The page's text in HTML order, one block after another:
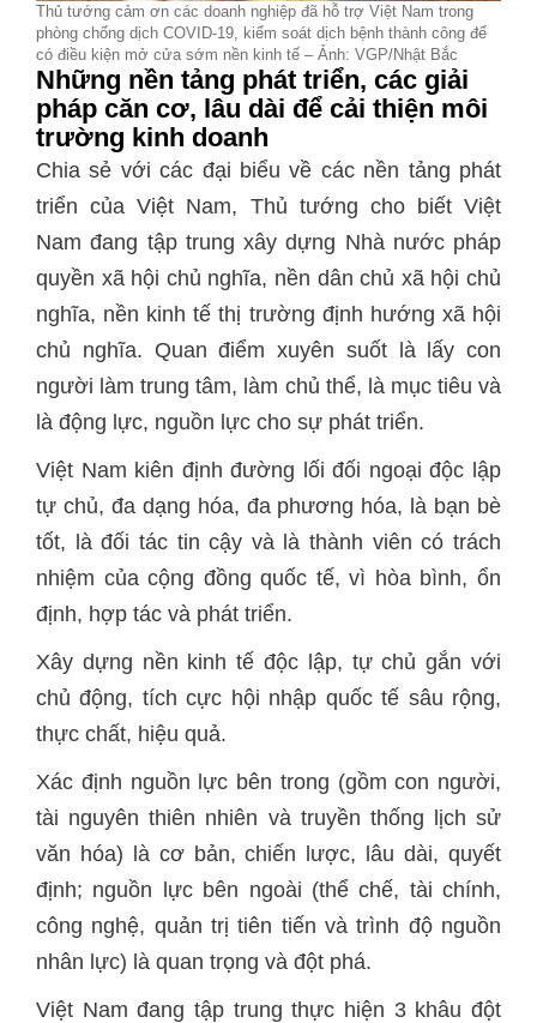
Thủ tướng cảm ơn các doanh nghiệp đã hỗ trợ Việt Nam trong
phòng chống dịch COVID-19, kiểm soát dịch bệnh thành công để
có điều kiện mở cửa sớm nền kinh tế – Ảnh: VGP/Nhật Bắc
Những nền tảng phát triển, các giải
pháp căn cơ, lâu dài để cải thiện môi
trường kinh doanh
Chia sẻ với các đại biểu về các nền tảng phát
triển của Việt Nam, Thủ tướng cho biết Việt
Nam đang tập trung xây dựng Nhà nước pháp
quyền xã hội chủ nghĩa, nền dân chủ xã hội chủ
nghĩa, nền kinh tế thị trường định hướng xã hội
chủ nghĩa. Quan điểm xuyên suốt là lấy con
người làm trung tâm, làm chủ thể, là mục tiêu và
là động lực, nguồn lực cho sự phát triển.
Việt Nam kiên định đường lối đối ngoại độc lập
tự chủ, đa dạng hóa, đa phương hóa, là bạn bè
tốt, là đối tác tin cậy và là thành viên có trách
nhiệm của cộng đồng quốc tế, vì hòa bình, ổn
định, hợp tác và phát triển.
Xây dựng nền kinh tế độc lập, tự chủ gắn với
chủ động, tích cực hội nhập quốc tế sâu rộng,
thực chất, hiệu quả.
Xác định nguồn lực bên trong (gồm con người,
tài nguyên thiên nhiên và truyền thống lịch sử
văn hóa) là cơ bản, chiến lược, lâu dài, quyết
định; nguồn lực bên ngoài (thể chế, tài chính,
công nghệ, quản trị tiên tiến và trình độ nguồn
nhân lực) là quan trọng và đột phá.
Việt Nam đang tập trung thực hiện 3 khâu đột